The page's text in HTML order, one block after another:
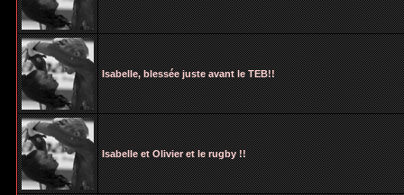
Isabelle, blessée juste avant le TEB!!
Isabelle et Olivier et le rugby !!